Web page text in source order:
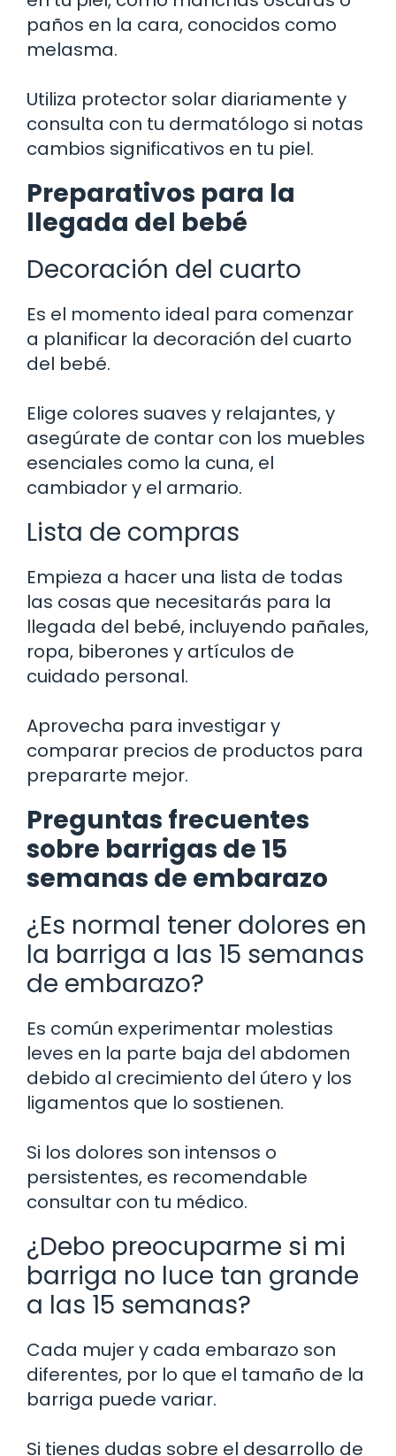
paños en la cara, conocidos como
melasma.
Utiliza protector solar diariamente y
consulta con tu dermatólogo si notas
cambios significativos en tu piel.
Preparativos para la
llegada del bebé
Decoración del cuarto
Es el momento ideal para comenzar
a planificar la decoración del cuarto
del bebé.
Elige colores suaves y relajantes, y
asegúrate de contar con los muebles
esenciales como la cuna, el
cambiador y el armario.
Lista de compras
Empieza a hacer una lista de todas
las cosas que necesitarás para la
llegada del bebé, incluyendo pañales,
ropa, biberones y artículos de
cuidado personal.
Aprovecha para investigar y
comparar precios de productos para
prepararte mejor.
Preguntas frecuentes
sobre barrigas de 15
semanas de embarazo
¿Es normal tener dolores en
la barriga a las 15 semanas
de embarazo?
Es común experimentar molestias
leves en la parte baja del abdomen
debido al crecimiento del útero y los
ligamentos que lo sostienen.
Si los dolores son intensos o
persistentes, es recomendable
consultar con tu médico.
¿Debo preocuparme si mi
barriga no luce tan grande
a las 15 semanas?
Cada mujer y cada embarazo son
diferentes, por lo que el tamaño de la
barriga puede variar.
Si tienes dudas sobre el desarrollo de